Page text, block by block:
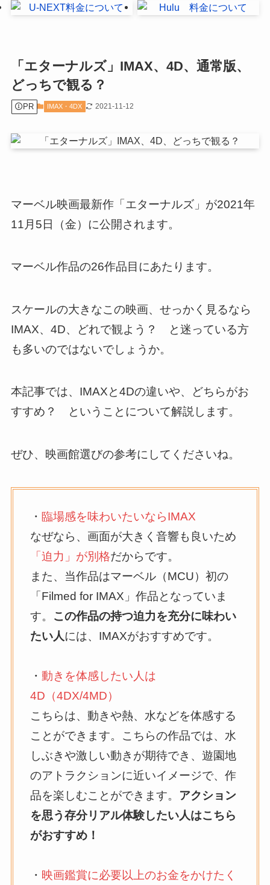
「エターナルズ」IMAX、4D、通常版、
どっちで観る？
PR IMAX・4DX 2021-11-12
マーベル映画最新作「エターナルズ」が2021年
11月5日（金）に公開されます。
マーベル作品の26作品目にあたります。
スケールの大きなこの映画、せっかく見るなら
IMAX、4D、どれで観よう？ と迷っている方
も多いのではないでしょうか。
本記事では、IMAXと4Dの違いや、どちらがお
すすめ？ ということについて解説します。
ぜひ、映画館選びの参考にしてくださいね。
・臨場感を味わいたいならIMAX
なぜなら、画面が大きく音響も良いため
「迫力」が別格だからです。
また、当作品はマーベル（MCU）初の
「Filmed for IMAX」作品となっていま
す。 この作品の持つ迫力を充分に味わい
たい人には、IMAXがおすすめです。
・動きを体感したい人は
4D（4DX/4MD）
こちらは、動きや熱、水などを体感する
ことができます。こちらの作品では、水
しぶきや激しい動きが期待でき、遊園地
のアトラクションに近いイメージで、作
品を楽しむことができます。 アクション
を思う存分リアル体験したい人はこちら
がおすすめ！
・ 映画鑑賞に必要以上のお金をかけたく